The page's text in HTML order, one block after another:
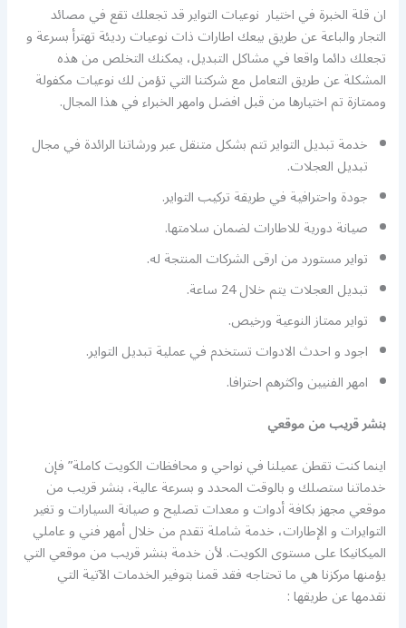
ان قلة الخبرة في اختيار نوعيات التواير قد تجعلك تقع في مصائد
التجار والباعة عن طريق بيعك اطارات ذات نوعيات رديئة تهترأ بسرعة و
تجعلك دائما واقعا في مشاكل التبديل، يمكنك التخلص من هذه
المشكلة عن طريق التعامل مع شركتنا التي تؤمن لك نوعيات مكفولة
وممتازة تم اختيارها من قبل افضل وامهر الخبراء في هذا المجال.
خدمة تبديل التواير تتم بشكل متنقل عبر ورشاتنا الرائدة في مجال
تبديل العجلات.
جودة واحترافية في طريقة تركيب التواير.
صيانة دورية للاطارات لضمان سلامتها.
تواير مستورد من ارقى الشركات المنتجة له.
تبديل العجلات يتم خلال 24 ساعة.
تواير ممتاز النوعية ورخيص.
اجود و احدث الادوات تستخدم في عملية تبديل التواير.
امهر الفنيين واكثرهم احترافا.
بنشر قريب من موقعي
اينما كنت تقطن عميلنا في نواحي و محافظات الكويت كاملة” فإن
خدماتنا ستصلك و بالوقت المحدد و بسرعة عالية، بنشر قريب من
موقعي مجهز بكافة أدوات و معدات تصليح و صيانة السيارات و تغير
التوايرات و الإطارات، خدمة شاملة تقدم من خلال أمهر فني و عاملي
الميكانيكا على مستوى الكويت. لأن خدمة بنشر قريب من موقعي التي
يؤمنها مركزنا هي ما تحتاجه فقد قمنا بتوفير الخدمات الآتية التي
نقدمها عن طريقها :